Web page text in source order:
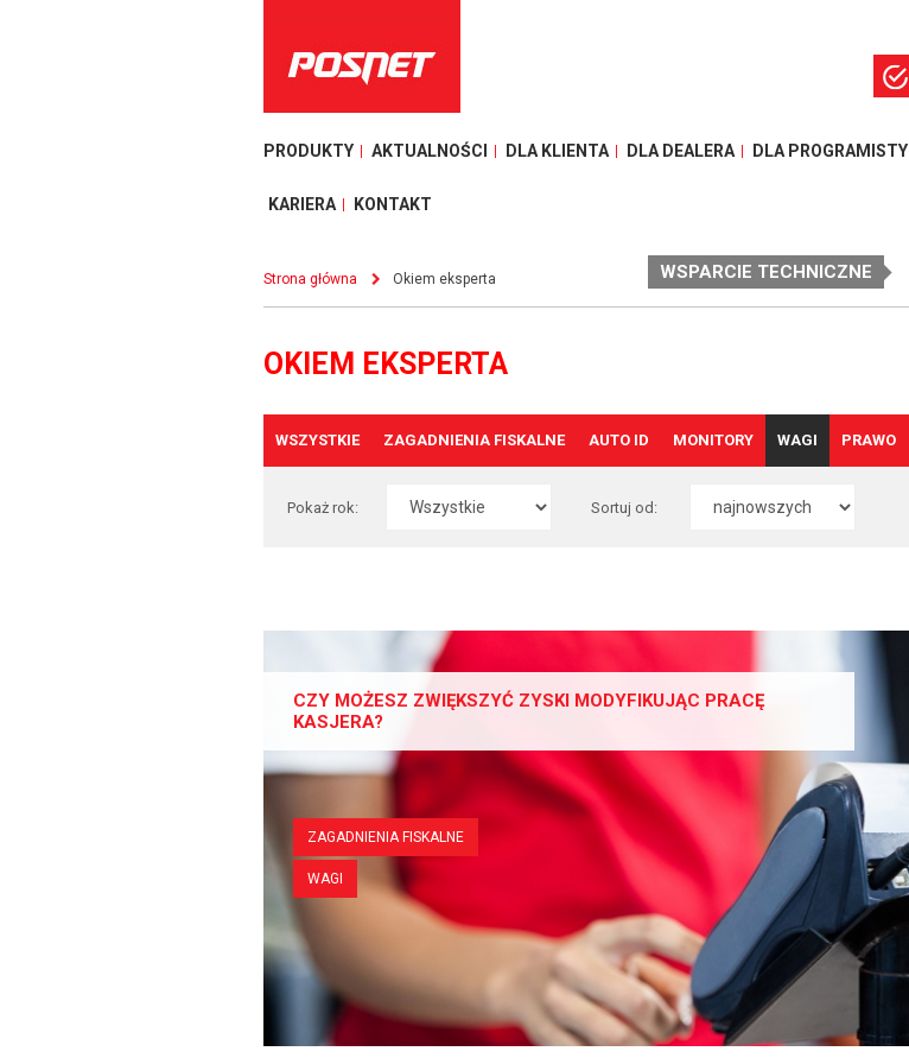
PRODUKTY AKTUALNOŚCI DLA KLIENTA DLA DEALERA DLA PROGRAMISTY
KARIERA KONTAKT
Strona główna Okiem eksperta WSPARCIE TECHNICZNE
OKIEM EKSPERTA
WSZYSTKIE ZAGADNIENIA FISKALNE AUTO ID MONITORY WAGI PRAWO
Pokaż rok: Sortuj od:
CZY MOŻESZ ZWIĘKSZYĆ ZYSKI MODYFIKUJĄC PRACĘ
KASJERA?
ZAGADNIENIA FISKALNE
WAGI